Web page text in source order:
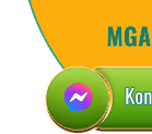
mawawalan
Mga
Mahuhulog